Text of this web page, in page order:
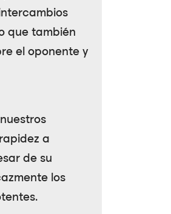
que también
el oponente y
a
de su
los